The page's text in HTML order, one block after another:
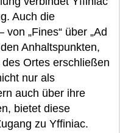
Auch die
„Fines“ über „Ad
Anhaltspunkten,
Ortes erschließen
nur als
auch über ihre
bietet diese
zu Yffiniac.